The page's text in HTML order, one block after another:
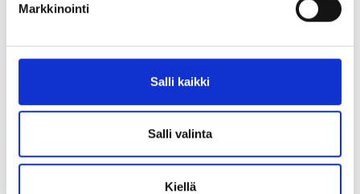
Markkinointi
Salli kaikki
Salli valinta
Kiellä